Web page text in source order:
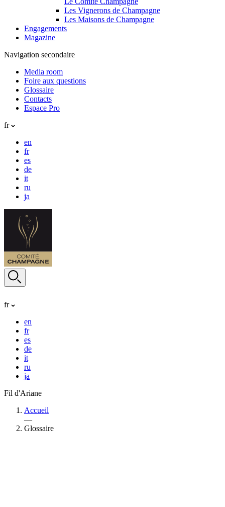
Les Vignerons de Champagne
Les Maisons de Champagne
Engagements
Magazine
Navigation secondaire
Media room
Foire aux questions
Glossaire
Contacts
Espace Pro
fr
en
fr
es
de
it
ru
ja
fr
en
fr
es
de
it
ru
ja
Fil d'Ariane
Accueil
—
Glossaire